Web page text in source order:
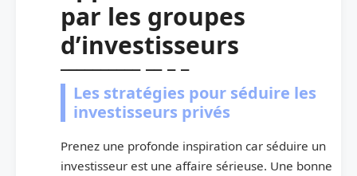
par les groupes
d’investisseurs
Les stratégies pour séduire les
investisseurs privés
Prenez une profonde inspiration car séduire un
investisseur est une affaire sérieuse. Une bonne